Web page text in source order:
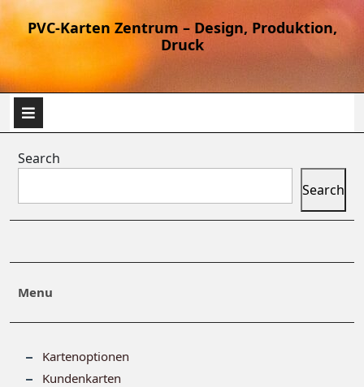
PVC-Karten Zentrum – Design, Produktion,
Druck
Search
Search
Menu
Kartenoptionen
Kundenkarten